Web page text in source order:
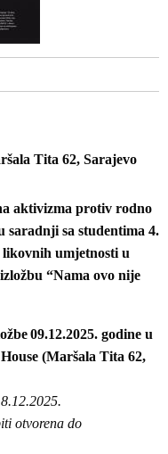
Tita 62, Sarajevo
aktivizma protiv rodno
saradnji sa studentima 4.
umjetnosti u
“Nama ovo nije
09.12.2025. godine u
(Maršala Tita 62,
otvorena do